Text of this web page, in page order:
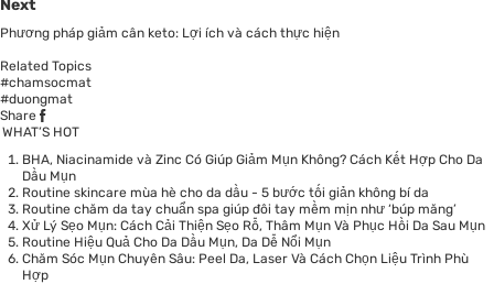
Next
Phương pháp giảm cân keto: Lợi ích và cách thực hiện
Related Topics
#chamsocmat
#duongmat
Share
WHAT’S HOT
BHA, Niacinamide và Zinc Có Giúp Giảm Mụn Không? Cách Kết Hợp Cho Da
Dầu Mụn
Routine skincare mùa hè cho da dầu - 5 bước tối giản không bí da
Routine chăm da tay chuẩn spa giúp đôi tay mềm mịn như ‘búp măng’
Xử Lý Sẹo Mụn: Cách Cải Thiện Sẹo Rỗ, Thâm Mụn Và Phục Hồi Da Sau Mụn
Routine Hiệu Quả Cho Da Dầu Mụn, Da Dễ Nổi Mụn
Chăm Sóc Mụn Chuyên Sâu: Peel Da, Laser Và Cách Chọn Liệu Trình Phù
Hợp